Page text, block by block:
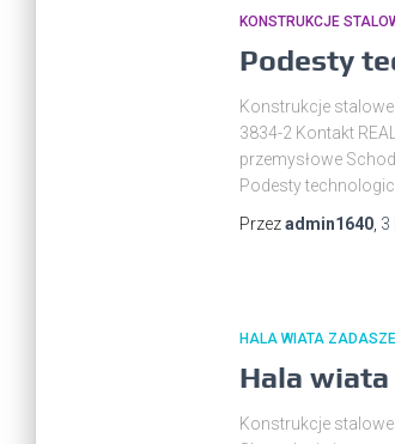
KONSTRUKCJE
Podesty
Konstrukcje
3834-2 Kontakt
przemysłowe
Podesty
Przezadmin1640, 3
HALA WIATA
Hala
Konstrukcje